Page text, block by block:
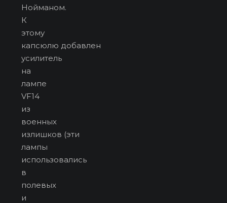
Нойманом.
К
этому
капсюлю добавлен
усилитель
на
лампе
VF14
из
военных
излишков (эти
лампы
использовались
в
полевых
и